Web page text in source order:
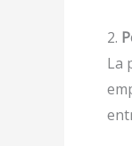
2.
La